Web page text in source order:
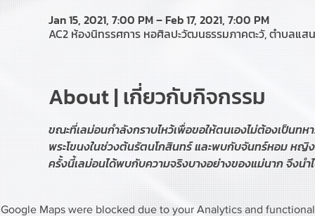
Jan 15, 2021, 7:00 PM – Feb 17, 2021, 7:00 PM
AC2 ห้องนิทรรศการ หอศิลปะวัฒนธรรมภาคตะวั, ตำบลแส
About | เกี่ยวกับกิจกรรม
ขณะที่เลม่อนกำลังกราบไหว้เพื่อขอให้ตนเองไม่ต้องเป็นท
พระโขนงในช่วงต้นรัตนโกสินทร์ และพบกับจันทร์หอม หญิ
ครั้งนี้เลม่อนได้พบกับความจริงบางอย่างของแม่นาก จึงน
Google Maps were blocked due to your Analytics and